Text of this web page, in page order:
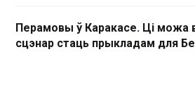
Перамовы ў Каракасе. Ці можа
сцэнар стаць прыкладам для